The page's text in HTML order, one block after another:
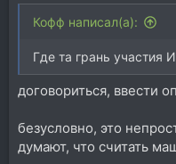
Кофф написал(а):
Где та грань участия
договориться, ввести
безусловно, это
думают, что считать